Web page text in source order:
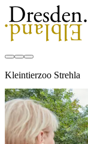
Kleintierzoo Strehla